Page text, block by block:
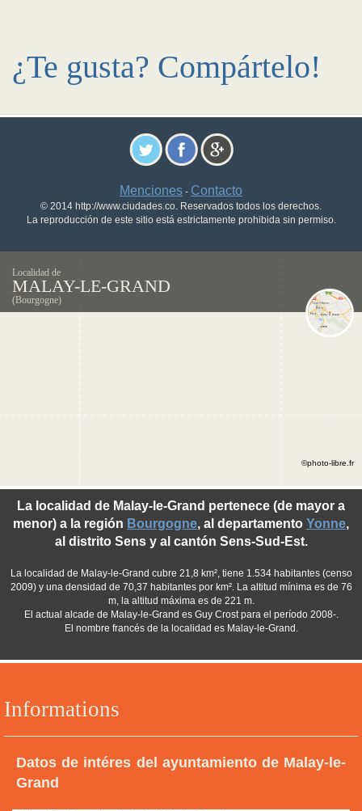
¿Te gusta? Compártelo!
Menciones - Contacto
© 2014 http://www.ciudades.co. Reservados todos los derechos.
La reproducción de este sitio está estrictamente prohibida sin permiso.
Localidad de
MALAY-LE-GRAND
(Bourgogne)
Informations
Datos de intéres del ayuntamiento de Malay-le-
Grand
La localidad de Malay-le-Grand pertenece (de mayor a
menor) a la región Bourgogne, al departamento Yonne,
al distrito Sens y al cantón Sens-Sud-Est.
La localidad de Malay-le-Grand cubre 21,8 km², tiene 1.534 habitantes (censo
2009) y una densidad de 70,37 habitantes por km². La altitud mínima es de 76
m, la altitud máxima es de 221 m.
El actual alcade de Malay-le-Grand es Guy Crost para el período 2008-.
El nombre francés de la localidad es Malay-le-Grand.
©photo-libre.fr